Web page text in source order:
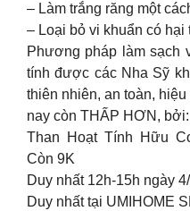
– Làm trắng răng một
– Loại bỏ vi khuẩn có hại
Phương pháp làm sạch
tính được các Nha Sỹ
thiên nhiên, an toàn,
nay còn THẤP HƠN, bởi:
Than Hoạt Tính Hữu
Còn 9K
Duy nhất 12h-15h ngày
Duy nhất tại UMIHOME